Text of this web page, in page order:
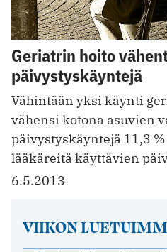
Geriatrin hoito
päivystyskäyntejä
Vähintään yksi käynti
vähensi kotona asuvien
päivystyskäyntejä 11,3
lääkäreitä käyttävien
6.5.2013
VIIKON